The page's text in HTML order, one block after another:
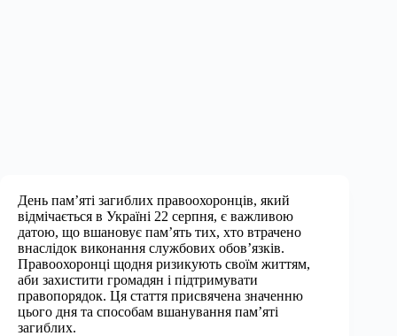
День пам’яті загиблих правоохоронців, який
відмічається в Україні 22 серпня, є важливою
датою, що вшановує пам’ять тих, хто втрачено
внаслідок виконання службових обов’язків.
Правоохоронці щодня ризикують своїм життям,
аби захистити громадян і підтримувати
правопорядок. Ця стаття присвячена значенню
цього дня та способам вшанування пам’яті
загиблих.